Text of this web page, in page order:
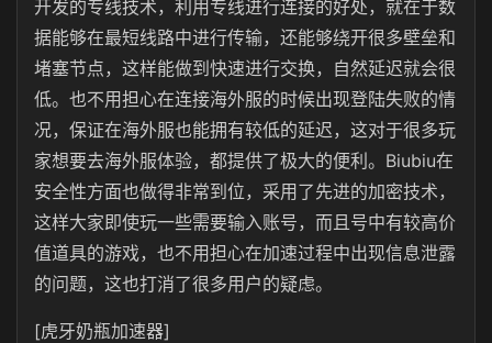
开发的专线技术，利用专线进行连接的好处，就在于数
据能够在最短线路中进行传输，还能够绕开很多壁垒和
堵塞节点，这样能做到快速进行交换，自然延迟就会很
低。也不用担心在连接海外服的时候出现登陆失败的情
况，保证在海外服也能拥有较低的延迟，这对于很多玩
家想要去海外服体验，都提供了极大的便利。Biubiu在
安全性方面也做得非常到位，采用了先进的加密技术，
这样大家即使玩一些需要输入账号，而且号中有较高价
值道具的游戏，也不用担心在加速过程中出现信息泄露
的问题，这也打消了很多用户的疑虑。
[虎牙奶瓶加速器]